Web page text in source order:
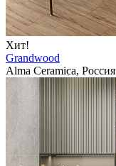
Хит!
Grandwood
Alma Ceramica, Россия